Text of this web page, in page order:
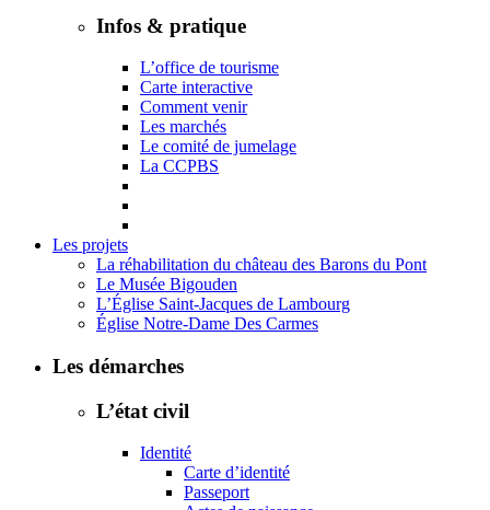
Infos & pratique
L’office de tourisme
Carte interactive
Comment venir
Les marchés
Le comité de jumelage
La CCPBS
Les projets
La réhabilitation du château des Barons du Pont
Le Musée Bigouden
L’Église Saint-Jacques de Lambourg
Église Notre-Dame Des Carmes
Les démarches
L’état civil
Identité
Carte d’identité
Passeport